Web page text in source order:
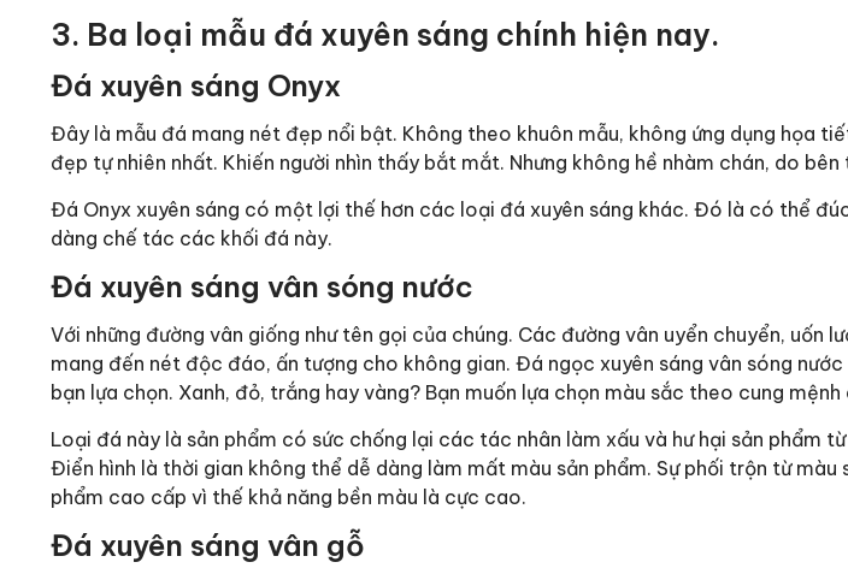
3. Ba loại mẫu đá xuyên sáng chính hiện nay.
Đá xuyên sáng Onyx
Đây là mẫu đá mang nét đẹp nổi bật. Không theo khuôn mẫu, không ứng dụng họa
đẹp tự nhiên nhất. Khiến người nhìn thấy bắt mắt. Nhưng không hề nhàm chán, do
Đá Onyx xuyên sáng có một lợi thế hơn các loại đá xuyên sáng khác. Đó là có thể
dàng chế tác các khối đá này.
Đá xuyên sáng vân sóng nước
Với những đường vân giống như tên gọi của chúng. Các đường vân uyển chuyển, uốn
mang đến nét độc đáo, ấn tượng cho không gian. Đá ngọc xuyên sáng vân sóng
bạn lựa chọn. Xanh, đỏ, trắng hay vàng? Bạn muốn lựa chọn màu sắc theo cung mệnh
Loại đá này là sản phẩm có sức chống lại các tác nhân làm xấu và hư hại sản phẩm
Điển hình là thời gian không thể dễ dàng làm mất màu sản phẩm. Sự phối trộn từ màu
phẩm cao cấp vì thế khả năng bền màu là cực cao.
Đá xuyên sáng vân gỗ